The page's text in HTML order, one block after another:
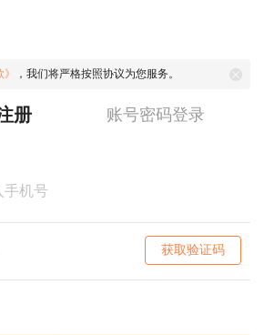
，我们将严格按照协议为您服务。
册 账号密码登录
获取验证码